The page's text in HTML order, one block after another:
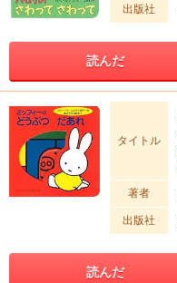
出版社
読んだ
タイトル
著者
出版社
読んだ